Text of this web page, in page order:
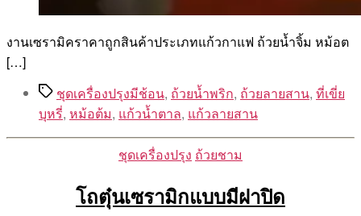
งานเซรามิคราคาถูกสินค้าประเภทแก้วกาแฟ ถ้วยน้ำจิ้ม หม้อต
[…]
Tagsชุดเครื่องปรุงมีช้อน, ถ้วยน้ำพริก, ถ้วยลายสาน, ที่เขี่ย
บุหรี่, หม้อต้ม, แก้วน้ำตาล, แก้วลายสาน
Categories
ชุดเครื่องปรุง ถ้วยชาม
โถตุ๋นเซรามิกแบบมีฝาปิด